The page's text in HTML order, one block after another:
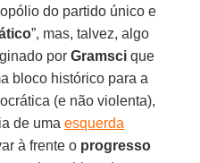
do partido único e
”, mas, talvez, algo
porGramsci que
bloco histórico para a
(e não violenta),
de umaesquerda
à frente o progresso